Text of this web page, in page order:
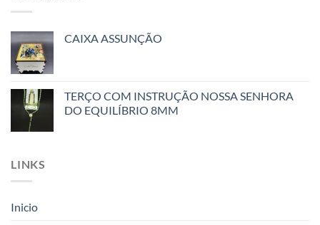
CAIXA ASSUNÇÃO
TERÇO COM INSTRUÇÃO NOSSA SENHORA
DO EQUILÍBRIO 8MM
LINKS
Inicio